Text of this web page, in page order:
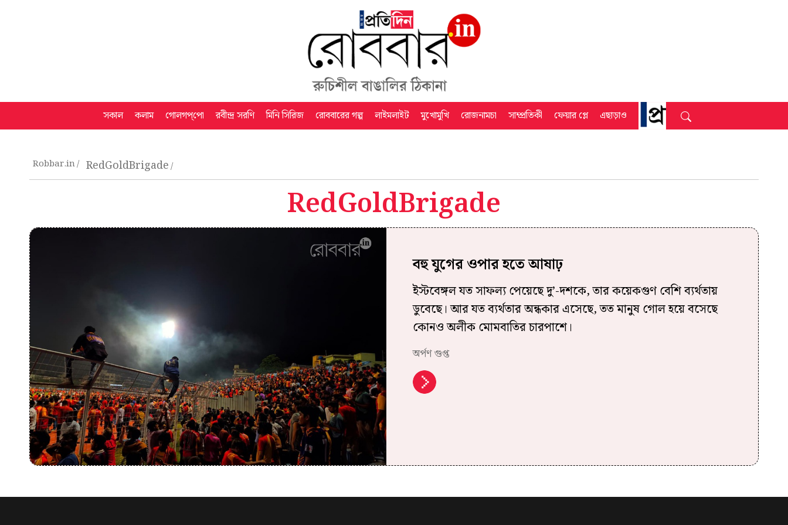
সকাল কলাম গোলগপ্‌পো রবীন্দ্র সরণি মিনি সিরিজ রোববারের গল্প লাইমলাইট মুখোমুখি রোজনামচা সাম্প্রতিকী ফেয়ার প্লে এছাড়াও
Robbar.in RedGoldBrigade
RedGoldBrigade
বহু যুগের ওপার হতে আষাঢ়
ইস্টবেঙ্গল যত সাফল্য পেয়েছে দু’-দশকে, তার কয়েকগুণ বেশি ব্যর্থতায়
ডুবেছে। আর যত ব্যর্থতার অন্ধকার এসেছে, তত মানুষ গোল হয়ে বসেছে
কোনও অলীক মোমবাতির চারপাশে।
অর্পণ গুপ্ত